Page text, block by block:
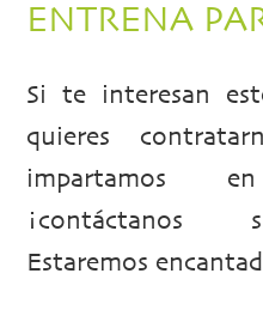
ENTRENA
Si te interesan
quieres
impartamos
¡contáctanos
Estaremos